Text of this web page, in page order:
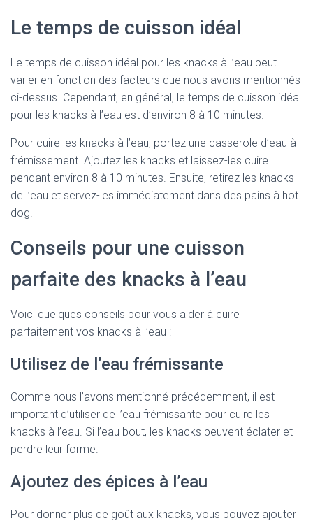
Le temps de cuisson idéal
Le temps de cuisson idéal pour les knacks à l’eau peut
varier en fonction des facteurs que nous avons mentionnés
ci-dessus. Cependant, en général, le temps de cuisson idéal
pour les knacks à l’eau est d’environ 8 à 10 minutes.
Pour cuire les knacks à l’eau, portez une casserole d’eau à
frémissement. Ajoutez les knacks et laissez-les cuire
pendant environ 8 à 10 minutes. Ensuite, retirez les knacks
de l’eau et servez-les immédiatement dans des pains à hot
dog.
Conseils pour une cuisson
parfaite des knacks à l’eau
Voici quelques conseils pour vous aider à cuire
parfaitement vos knacks à l’eau :
Utilisez de l’eau frémissante
Comme nous l’avons mentionné précédemment, il est
important d’utiliser de l’eau frémissante pour cuire les
knacks à l’eau. Si l’eau bout, les knacks peuvent éclater et
perdre leur forme.
Ajoutez des épices à l’eau
Pour donner plus de goût aux knacks, vous pouvez ajouter